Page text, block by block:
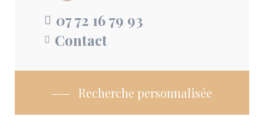
07 72 16 79 93
Contact
Recherche personnalisée